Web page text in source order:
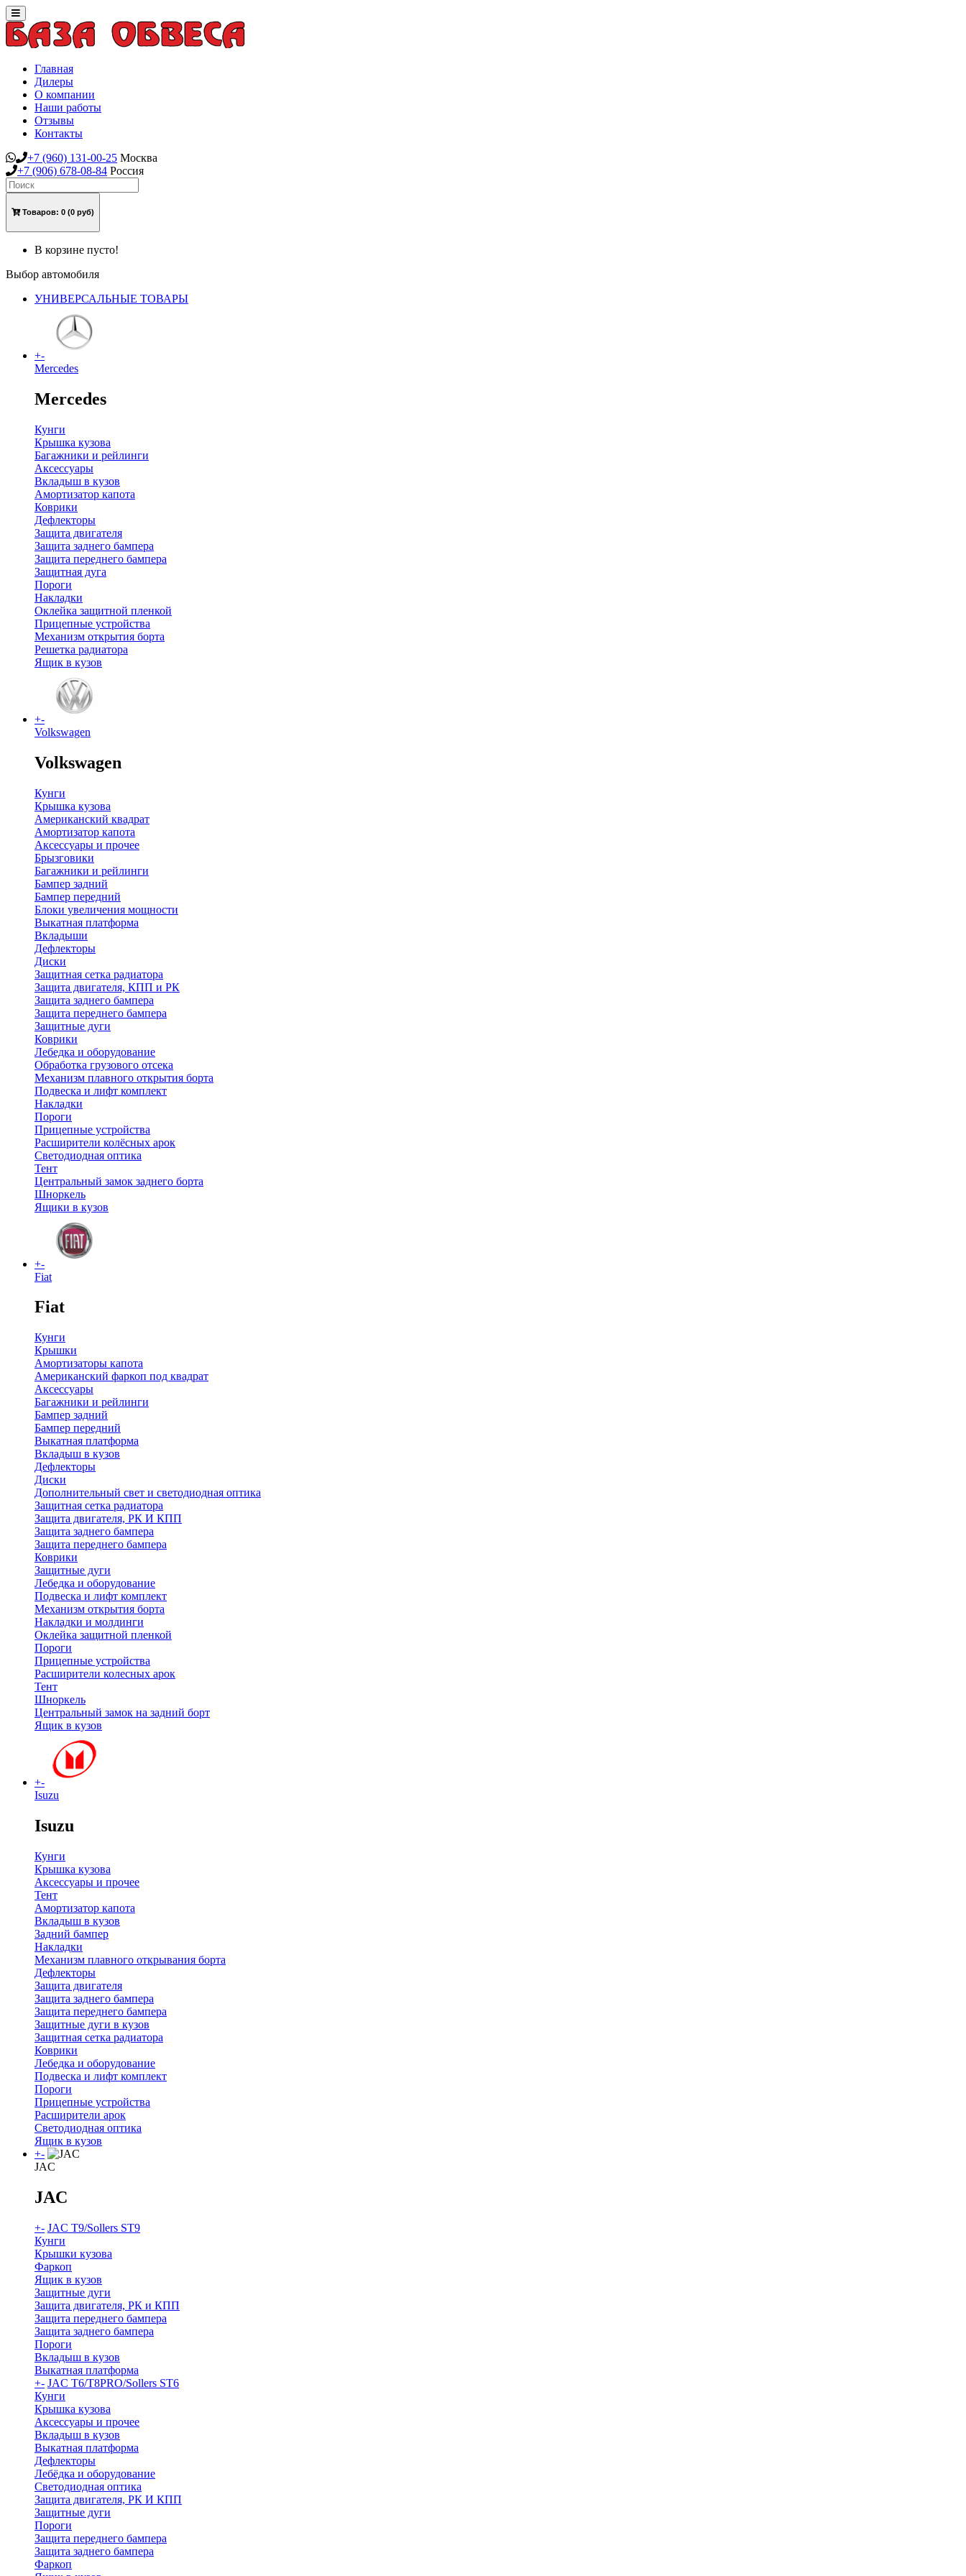
Toggle
navigation
Главная
Дилеры
О компании
Наши работы
Отзывы
Контакты
+7 (960) 131-00-25 Москва
+7 (906) 678-08-84 Россия
Товаров: 0 (0 руб)
В корзине пусто!
Выбор автомобиля
УНИВЕРСАЛЬНЫЕ ТОВАРЫ
+-
Mercedes
Mercedes
Кунги
Крышка кузова
Багажники и рейлинги
Аксессуары
Вкладыш в кузов
Амортизатор капота
Коврики
Дефлекторы
Защита двигателя
Защита заднего бампера
Защита переднего бампера
Защитная дуга
Пороги
Накладки
Оклейка защитной пленкой
Прицепные устройства
Механизм открытия борта
Решетка радиатора
Ящик в кузов
+-
Volkswagen
Volkswagen
Кунги
Крышка кузова
Американский квадрат
Амортизатор капота
Аксессуары и прочее
Брызговики
Багажники и рейлинги
Бампер задний
Бампер передний
Блоки увеличения мощности
Выкатная платформа
Вкладыши
Дефлекторы
Диски
Защитная сетка радиатора
Защита двигателя, КПП и РК
Защита заднего бампера
Защита переднего бампера
Защитные дуги
Коврики
Лебедка и оборудование
Обработка грузового отсека
Механизм плавного открытия борта
Подвеска и лифт комплект
Накладки
Пороги
Прицепные устройства
Расширители колёсных арок
Светодиодная оптика
Тент
Центральный замок заднего борта
Шноркель
Ящики в кузов
+-
Fiat
Fiat
Кунги
Крышки
Амортизаторы капота
Американский фаркоп под квадрат
Аксессуары
Багажники и рейлинги
Бампер задний
Бампер передний
Выкатная платформа
Вкладыш в кузов
Дефлекторы
Диски
Дополнительный свет и светодиодная оптика
Защитная сетка радиатора
Защита двигателя, РК И КПП
Защита заднего бампера
Защита переднего бампера
Коврики
Защитные дуги
Лебедка и оборудование
Подвеска и лифт комплект
Механизм открытия борта
Накладки и молдинги
Оклейка защитной пленкой
Пороги
Прицепные устройства
Расширители колесных арок
Тент
Шноркель
Центральный замок на задний борт
Ящик в кузов
+-
Isuzu
Isuzu
Кунги
Крышка кузова
Аксессуары и прочее
Тент
Амортизатор капота
Вкладыш в кузов
Задний бампер
Накладки
Механизм плавного открывания борта
Дефлекторы
Защита двигателя
Защита заднего бампера
Защита переднего бампера
Защитные дуги в кузов
Защитная сетка радиатора
Коврики
Лебедка и оборудование
Подвеска и лифт комплект
Пороги
Прицепные устройства
Расширители арок
Светодиодная оптика
Ящик в кузов
+-
JAC
JAC
+- JAC T9/Sollers ST9
Кунги
Крышки кузова
Фаркоп
Ящик в кузов
Защитные дуги
Защита двигателя, РК и КПП
Защита переднего бампера
Защита заднего бампера
Пороги
Вкладыш в кузов
Выкатная платформа
+- JAC T6/T8PRO/Sollers ST6
Кунги
Крышка кузова
Аксессуары и прочее
Вкладыш в кузов
Выкатная платформа
Дефлекторы
Лебёдка и оборудование
Светодиодная оптика
Защита двигателя, РК И КПП
Защитные дуги
Пороги
Защита переднего бампера
Защита заднего бампера
Фаркоп